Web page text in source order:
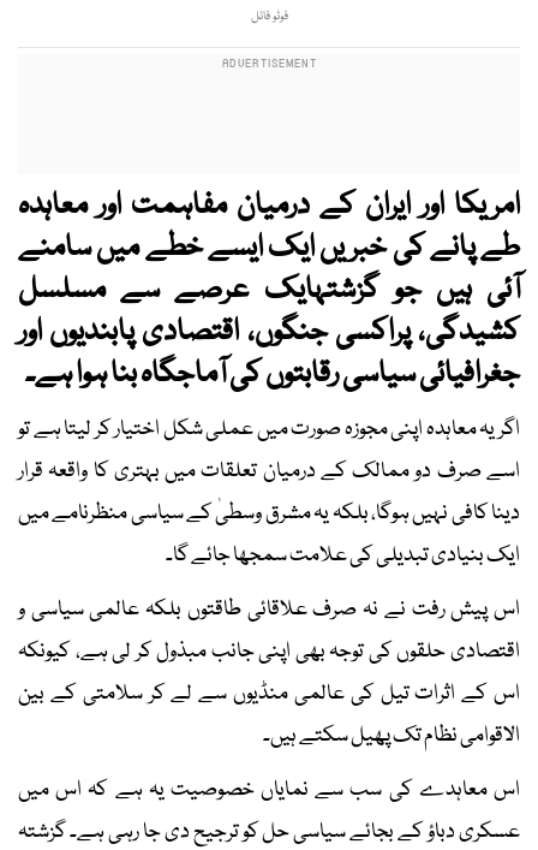
فوٹو فائل
امریکا اور ایران کے درمیان مفاہمت اور معاہدہ
طے پانے کی خبریں ایک ایسے خطے میں سامنے
آئی ہیں جو گزشتہایک عرصے سے مسلسل
کشیدگی، پراکسی جنگوں، اقتصادی پابندیوں اور
جغرافیائی سیاسی رقابتوں کی آماجگاہ بنا ہوا ہے۔
اگر یہ معاہدہ اپنی مجوزہ صورت میں عملی شکل اختیار کر لیتا ہے تو
اسے صرف دو ممالک کے درمیان تعلقات میں بہتری کا واقعہ قرار
دینا کافی نہیں ہوگا، بلکہ یہ مشرق وسطیٰ کے سیاسی منظرنامے میں
ایک بنیادی تبدیلی کی علامت سمجھا جائے گا۔
اس پیش رفت نے نہ صرف علاقائی طاقتوں بلکہ عالمی سیاسی و
اقتصادی حلقوں کی توجہ بھی اپنی جانب مبذول کر لی ہے، کیونکہ
اس کے اثرات تیل کی عالمی منڈیوں سے لے کر سلامتی کے بین
الاقوامی نظام تک پھیل سکتے ہیں۔
اس معاہدے کی سب سے نمایاں خصوصیت یہ ہے کہ اس میں
عسکری دباؤ کے بجائے سیاسی حل کو ترجیح دی جا رہی ہے۔ گزشتہ